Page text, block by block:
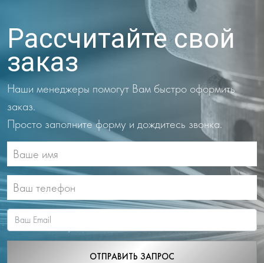
Рассчитайте свой
заказ
Наши менеджеры помогут Вам быстро оформить
заказ.
Просто заполните форму и дождитесь звонка.
ОТПРАВИТЬ ЗАПРОС